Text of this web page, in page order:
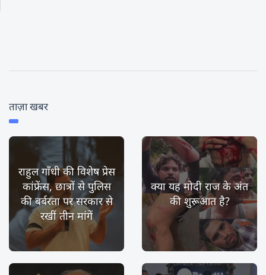
ताज़ा खबर
राहुल गाँधी की विशेष प्रेस
कांफ्रेंस, छात्रों से पुलिस
की बर्बरता पर सरकार से
रखीं तीन मांगें
क्या यह मोदी राज के अंत
की शुरूआत है?